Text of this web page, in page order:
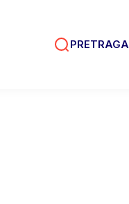
PRETRAGA